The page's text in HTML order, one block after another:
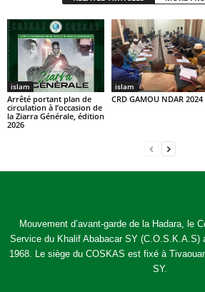
islam
Arrêté portant plan de
circulation à l’occasion de
la Ziarra Générale, édition
2026
islam
CRD GAMOU NDAR 2024
Mouvement d’avant-garde de la Hadara, le
Service du Khalif Ababacar SY (C.O.S.K.A.S)
1968. Le siège du COSKAS est fixé à
SY.